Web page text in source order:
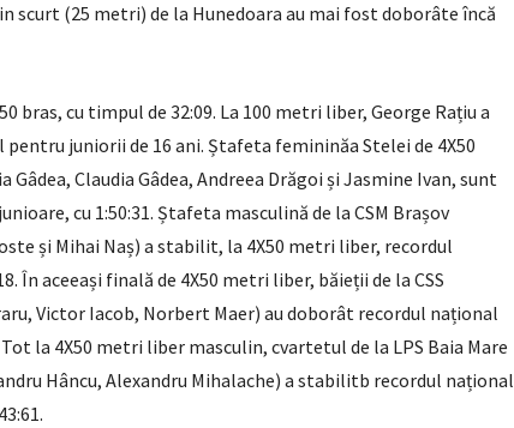
scurt (25 metri) de la Hunedoara au mai fost doborâte încă
bras, cu timpul de 32:09. La 100 metri liber, George Rațiu a
juniorii de 16 ani. Ștafeta femininăa Stelei de 4X50
Claudia Gâdea, Andreea Drăgoi și Jasmine Ivan, sunt
cu 1:50:31. Ștafeta masculină de la CSM Brașov
și Mihai Naș) a stabilit, la 4X50 metri liber, recordul
În aceeași finală de 4X50 metri liber, băieții de la CSS
Victor Iacob, Norbert Maer) au doborât recordul național
la 4X50 metri liber masculin, cvartetul de la LPS Baia Mare
Hâncu, Alexandru Mihalache) a stabilitb recordul național